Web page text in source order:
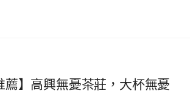
薦】高興無憂茶莊，大杯無憂